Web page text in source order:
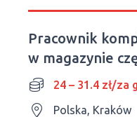
Pracownik
w magazynie
samochodowych
24 – 31.4 zł/za
Polska, Kraków